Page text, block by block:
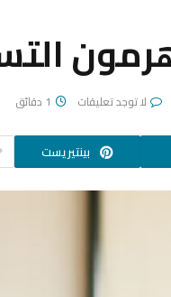
لا توجد تعليقات 1 دقائق
بينتيريست